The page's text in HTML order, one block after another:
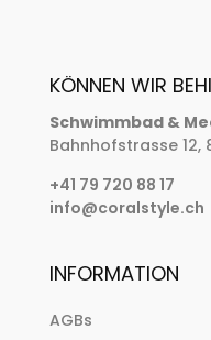
KÖNNEN WIR
Schwimmbad &
Bahnhofstrasse 12,
+41 79 720 88 17
info@coralstyle.ch
INFORMATION
AGBs